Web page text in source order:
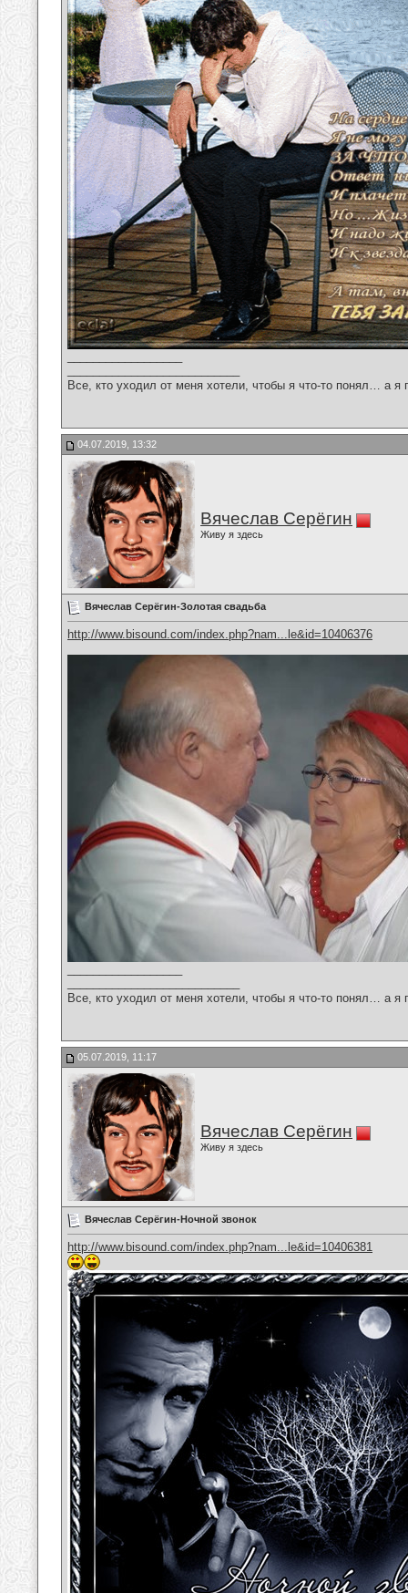
Все, кто уходил от меня хотели, чтобы я что-то понял… а
04.07.2019, 13:32
Вячеслав Серёгин
Живу я здесь
Вячеслав Серёгин-Золотая свадьба
http://www.bisound.com/index.php?nam...le&id=10406376
Все, кто уходил от меня хотели, чтобы я что-то понял… а
05.07.2019, 11:17
Вячеслав Серёгин
Живу я здесь
Вячеслав Серёгин-Ночной звонок
http://www.bisound.com/index.php?nam...le&id=10406381